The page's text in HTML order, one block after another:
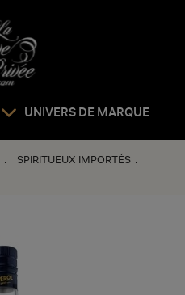
UNIVERS DE MARQUE
SPIRITUEUX IMPORTÉS